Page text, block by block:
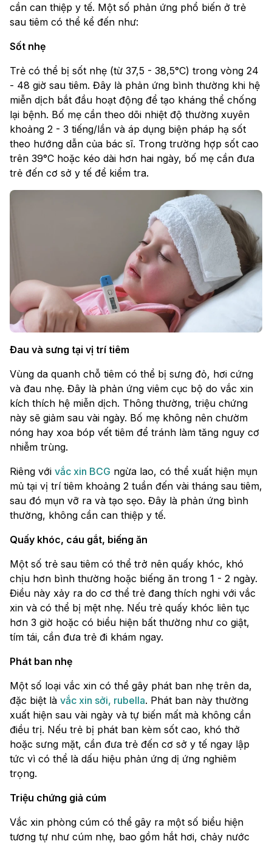
cần can thiệp y tế. Một số phản ứng phổ biến ở trẻ
sau tiêm có thể kể đến như:
Sốt nhẹ
Trẻ có thể bị sốt nhẹ (từ 37,5 - 38,5°C) trong vòng 24
- 48 giờ sau tiêm. Đây là phản ứng bình thường khi hệ
miễn dịch bắt đầu hoạt động để tạo kháng thể chống
lại bệnh. Bố mẹ cần theo dõi nhiệt độ thường xuyên
khoảng 2 - 3 tiếng/lần và áp dụng biện pháp hạ sốt
theo hướng dẫn của bác sĩ. Trong trường hợp sốt cao
trên 39°C hoặc kéo dài hơn hai ngày, bố mẹ cần đưa
trẻ đến cơ sở y tế để kiểm tra.
Đau và sưng tại vị trí tiêm
Vùng da quanh chỗ tiêm có thể bị sưng đỏ, hơi cứng
và đau nhẹ. Đây là phản ứng viêm cục bộ do vắc xin
kích thích hệ miễn dịch. Thông thường, triệu chứng
này sẽ giảm sau vài ngày. Bố mẹ không nên chườm
nóng hay xoa bóp vết tiêm để tránh làm tăng nguy cơ
nhiễm trùng.
Riêng với vắc xin BCG ngừa lao, có thể xuất hiện mụn
mủ tại vị trí tiêm khoảng 2 tuần đến vài tháng sau tiêm,
sau đó mụn vỡ ra và tạo sẹo. Đây là phản ứng bình
thường, không cần can thiệp y tế.
Quấy khóc, cáu gắt, biếng ăn
Một số trẻ sau tiêm có thể trở nên quấy khóc, khó
chịu hơn bình thường hoặc biếng ăn trong 1 - 2 ngày.
Điều này xảy ra do cơ thể trẻ đang thích nghi với vắc
xin và có thể bị mệt nhẹ. Nếu trẻ quấy khóc liên tục
hơn 3 giờ hoặc có biểu hiện bất thường như co giật,
tím tái, cần đưa trẻ đi khám ngay.
Phát ban nhẹ
Một số loại vắc xin có thể gây phát ban nhẹ trên da,
đặc biệt là vắc xin sởi, rubella. Phát ban này thường
xuất hiện sau vài ngày và tự biến mất mà không cần
điều trị. Nếu trẻ bị phát ban kèm sốt cao, khó thở
hoặc sưng mặt, cần đưa trẻ đến cơ sở y tế ngay lập
tức vì có thể là dấu hiệu phản ứng dị ứng nghiêm
trọng.
Triệu chứng giả cúm
Vắc xin phòng cúm có thể gây ra một số biểu hiện
tương tự như cúm nhẹ, bao gồm hắt hơi, chảy nước